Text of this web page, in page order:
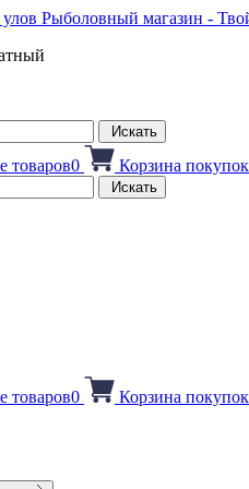
Рыболовный магазин -
Искать
товаров0 Корзина покупок
Искать
товаров0 Корзина покупок